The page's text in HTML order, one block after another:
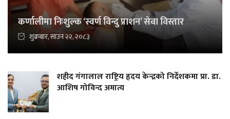
कर्णालीमा निःशुल्क ‘स्वर्ण विन्दु प्राशन’ सेवा विस्तार
शुक्रबार, साउन २२, २०८३
शहीद गंगालाल राष्ट्रिय हृदय केन्द्रको निर्देशकमा प्रा. डा.
आशिष गोविन्द अमात्य